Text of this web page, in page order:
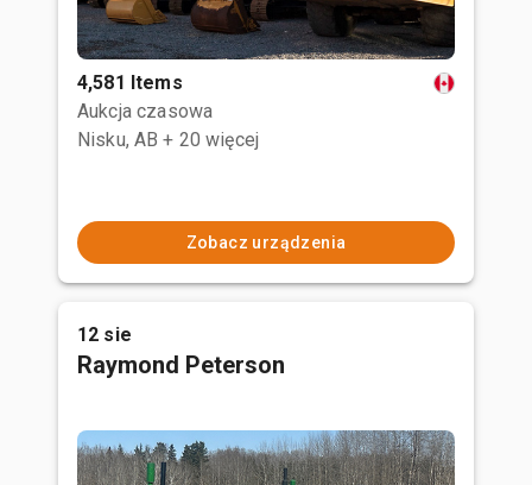
4,581 Items
Aukcja czasowa
Nisku, AB + 20 więcej
Zobacz urządzenia
12 sie
Raymond Peterson